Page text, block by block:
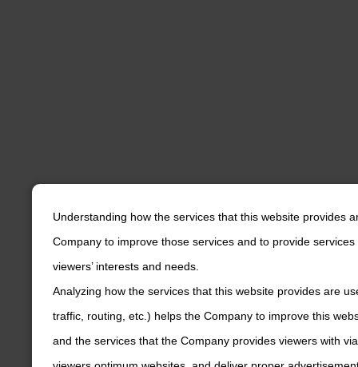
Understanding how the services that this website provides
Company to improve those services and to provide
viewers’ interests and needs.
Analyzing how the services that this website provides are
traffic, routing, etc.) helps the Company to improve this
and the services that the Company provides viewers with